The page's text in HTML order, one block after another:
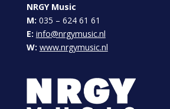
NRGY Music
M: 035 – 624 61 61
E: info@nrgymusic.nl
W: www.nrgymusic.nl